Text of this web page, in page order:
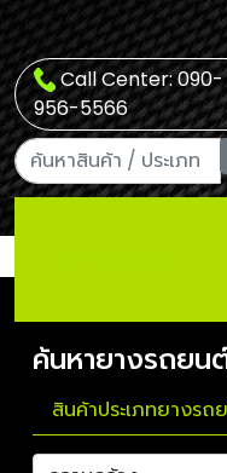
Call Center: 090-
956-5566
ค้นหายางรถยน
สินค้าประเภทยางรถ